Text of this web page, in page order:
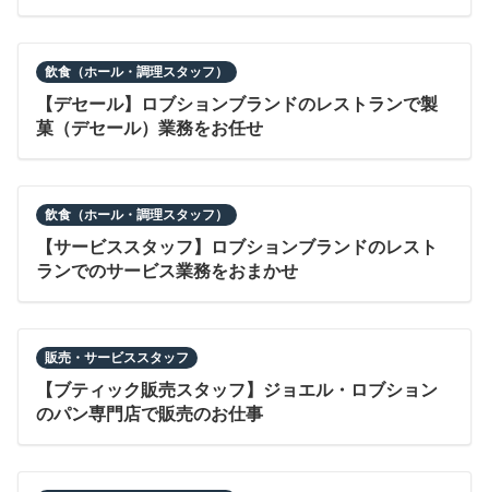
飲食（ホール・調理スタッフ）
【デセール】ロブションブランドのレストランで製
菓（デセール）業務をお任せ
飲食（ホール・調理スタッフ）
【サービススタッフ】ロブションブランドのレスト
ランでのサービス業務をおまかせ
販売・サービススタッフ
【ブティック販売スタッフ】ジョエル・ロブション
のパン専門店で販売のお仕事